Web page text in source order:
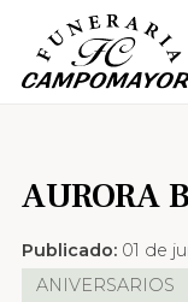
AURORA
Publicado: 01 de
ANIVERSARIOS